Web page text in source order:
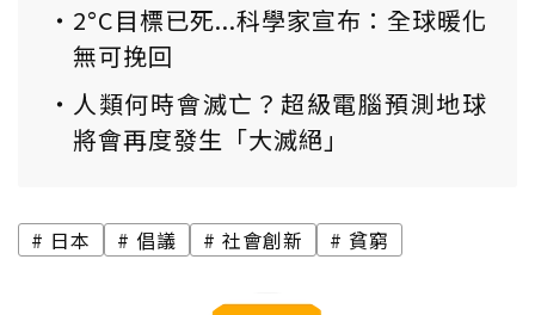
2°C目標已死...科學家宣布：全球暖化
無可挽回
人類何時會滅亡？超級電腦預測地球
將會再度發生「大滅絕」
日本 倡議 社會創新 貧窮